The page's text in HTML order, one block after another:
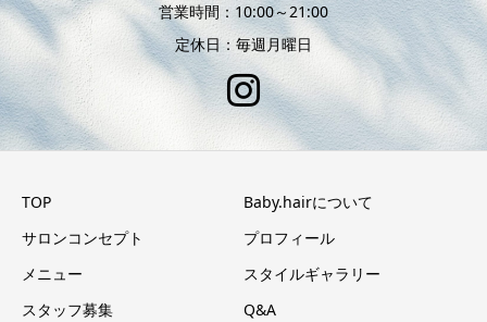
営業時間：10:00～21:00
定休日：毎週月曜日
TOP
Baby.hairについて
サロンコンセプト
プロフィール
メニュー
スタイルギャラリー
スタッフ募集
Q&A